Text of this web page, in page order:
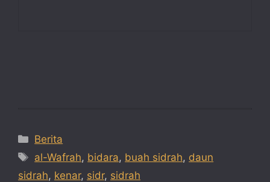
Categories
Berita
Tags
al-Wafrah, bidara, buah sidrah, daun
sidrah, kenar, sidr, sidrah